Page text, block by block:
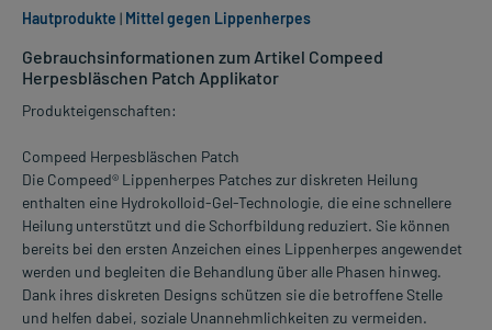
Gebrauchsinformationen zum Artikel Compeed
Herpesbläschen Patch Applikator
Produkteigenschaften:
Compeed Herpesbläschen Patch
Die Compeed® Lippenherpes Patches zur diskreten Heilung
enthalten eine Hydrokolloid-Gel-Technologie, die eine schnellere
Heilung unterstützt und die Schorfbildung reduziert. Sie können
bereits bei den ersten Anzeichen eines Lippenherpes angewendet
werden und begleiten die Behandlung über alle Phasen hinweg.
Dank ihres diskreten Designs schützen sie die betroffene Stelle
und helfen dabei, soziale Unannehmlichkeiten zu vermeiden.
Hautprodukte | Mittel gegen Lippenherpes